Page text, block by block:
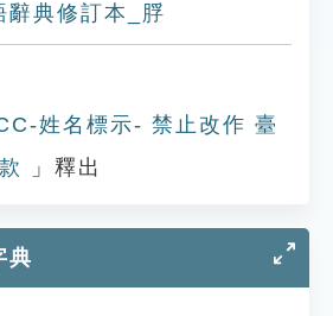
辭典修訂本_脬
姓名標示- 禁止改作 臺
」釋出
典